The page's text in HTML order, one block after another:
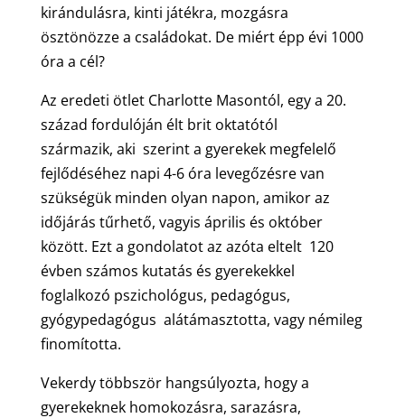
kirándulásra, kinti játékra, mozgásra
ösztönözze a családokat. De miért épp évi 1000
óra a cél?
Az eredeti ötlet Charlotte Masontól, egy a 20.
század fordulóján élt brit oktatótól
származik, aki szerint a gyerekek megfelelő
fejlődéséhez napi 4-6 óra levegőzésre van
szükségük minden olyan napon, amikor az
időjárás tűrhető, vagyis április és október
között. Ezt a gondolatot az azóta eltelt 120
évben számos kutatás és gyerekekkel
foglalkozó pszichológus, pedagógus,
gyógypedagógus alátámasztotta, vagy némileg
finomította.
Vekerdy többször hangsúlyozta, hogy a
gyerekeknek homokozásra, sarazásra,